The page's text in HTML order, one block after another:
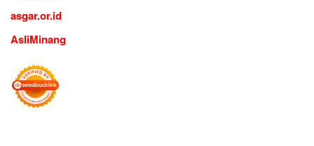
asgar.or.id
AsliMinang